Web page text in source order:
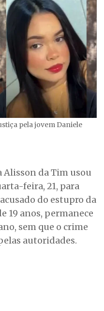
pela jovem Daniele
Alisson da Tim usou
feira, 21, para
do estupro da
19 anos, permanece
sem que o crime
autoridades.